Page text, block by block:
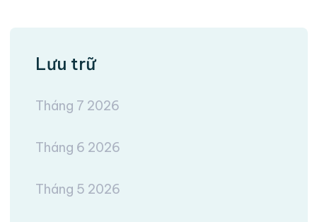
Lưu trữ
Tháng 7 2026
Tháng 6 2026
Tháng 5 2026